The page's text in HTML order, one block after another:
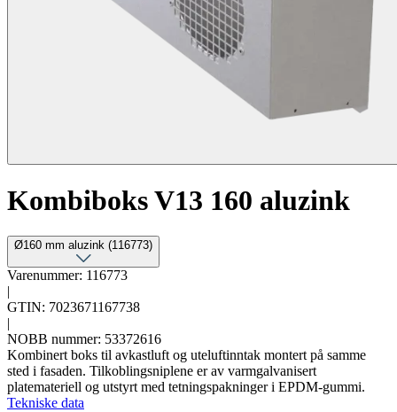
Kombiboks V13 160 aluzink
Ø160 mm aluzink (116773)
Varenummer: 116773
|
GTIN: 7023671167738
|
NOBB nummer: 53372616
Kombinert boks til avkastluft og uteluftinntak montert på samme
sted i fasaden. Tilkoblingsniplene er av varmgalvanisert
platemateriell og utstyrt med tetningspakninger i EPDM-gummi.
Tekniske data